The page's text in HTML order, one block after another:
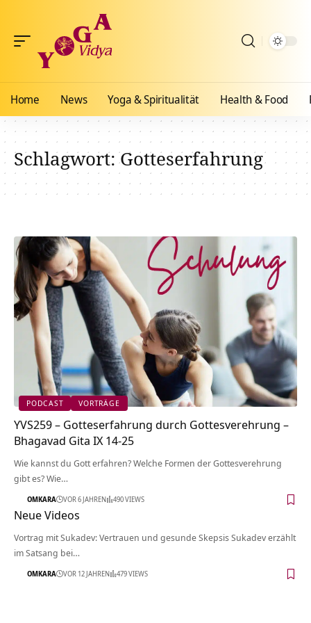
Home News Yoga & Spiritualität Health & Food
Schlagwort:Gotteserfahrung
PODCAST VORTRÄGE
YVS259 – Gotteserfahrung durch Gottesverehrung –
Bhagavad Gita IX 14-25
Wie kannst du Gott erfahren? Welche Formen der Gottesverehrung
gibt es? Wie…
OMKARA VOR 6 JAHREN 490 VIEWS
Neue Videos
Vortrag mit Sukadev: Vertrauen und gesunde Skepsis Sukadev erzählt
im Satsang bei…
OMKARA VOR 12 JAHREN 479 VIEWS